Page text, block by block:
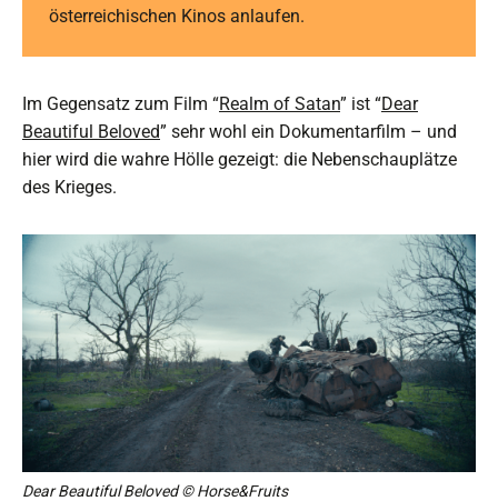
österreichischen Kinos anlaufen.
Im Gegensatz zum Film “Realm of Satan” ist “Dear
Beautiful Beloved” sehr wohl ein Dokumentarfilm – und
hier wird die wahre Hölle gezeigt: die Nebenschauplätze
des Krieges.
Dear Beautiful Beloved © Horse&Fruits